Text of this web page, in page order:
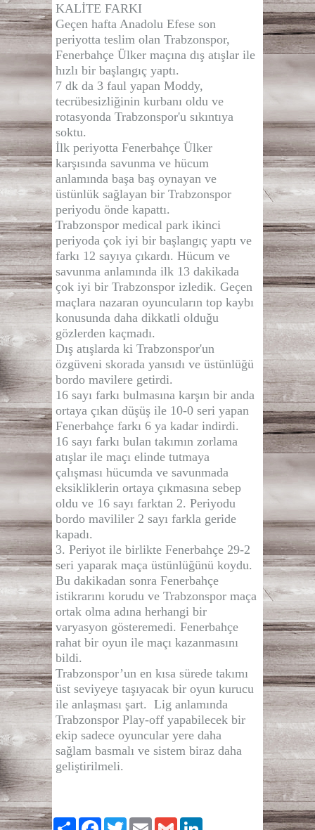
KALİTE FARKI
Geçen hafta Anadolu Efese son
periyotta teslim olan Trabzonspor,
Fenerbahçe Ülker maçına dış atışlar ile
hızlı bir başlangıç yaptı.
7 dk da 3 faul yapan Moddy,
tecrübesizliğinin kurbanı oldu ve
rotasyonda Trabzonspor'u sıkıntıya
soktu.
İlk periyotta Fenerbahçe Ülker
karşısında savunma ve hücum
anlamında başa baş oynayan ve
üstünlük sağlayan bir Trabzonspor
periyodu önde kapattı.
Trabzonspor medical park ikinci
periyoda çok iyi bir başlangıç yaptı ve
farkı 12 sayıya çıkardı. Hücum ve
savunma anlamında ilk 13 dakikada
çok iyi bir Trabzonspor izledik. Geçen
maçlara nazaran oyuncuların top kaybı
konusunda daha dikkatli olduğu
gözlerden kaçmadı.
Dış atışlarda ki Trabzonspor'un
özgüveni skorada yansıdı ve üstünlüğü
bordo mavilere getirdi.
16 sayı farkı bulmasına karşın bir anda
ortaya çıkan düşüş ile 10-0 seri yapan
Fenerbahçe farkı 6 ya kadar indirdi.
16 sayı farkı bulan takımın zorlama
atışlar ile maçı elinde tutmaya
çalışması hücumda ve savunmada
eksikliklerin ortaya çıkmasına sebep
oldu ve 16 sayı farktan 2. Periyodu
bordo mavililer 2 sayı farkla geride
kapadı.
3. Periyot ile birlikte Fenerbahçe 29-2
seri yaparak maça üstünlüğünü koydu.
Bu dakikadan sonra Fenerbahçe
istikrarını korudu ve Trabzonspor maça
ortak olma adına herhangi bir
varyasyon gösteremedi. Fenerbahçe
rahat bir oyun ile maçı kazanmasını
bildi.
Trabzonspor’un en kısa sürede takımı
üst seviyeye taşıyacak bir oyun kurucu
ile anlaşması şart. Lig anlamında
Trabzonspor Play-off yapabilecek bir
ekip sadece oyuncular yere daha
sağlam basmalı ve sistem biraz daha
geliştirilmeli.
PaylaşFacebook
TwitterEmailGmail